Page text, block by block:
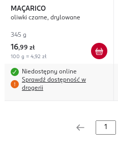
MAÇARICO
oliwki czarne, drylowane
345 g
16,99 zł
100 g = 4,92 zł
Niedostępny online
Sprawdź dostępność w
drogerii